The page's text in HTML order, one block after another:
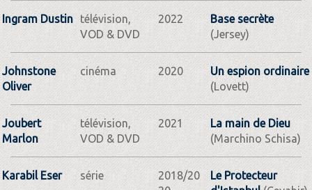
Ingram Dustin
télévision,
VOD & DVD
2022
Base secrète
(Jersey)
Johnstone
Oliver
cinéma 2020
Un espion ordinaire
(Lovett)
Joubert
Marlon
télévision,
VOD & DVD
2021
La main de Dieu
(Marchino Schisa)
Karabil Eser série
2018/20
Le Protecteur